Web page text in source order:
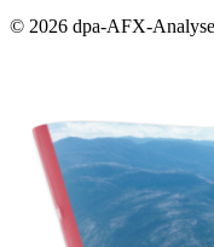
© 2026 dpa-AFX-